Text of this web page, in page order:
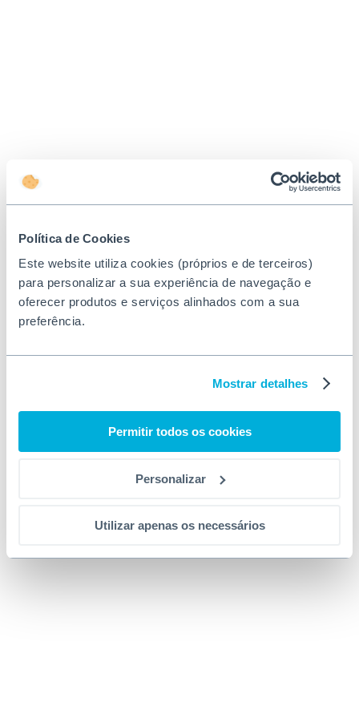
Política de Cookies
Este website utiliza cookies (próprios e de terceiros)
para personalizar a sua experiência de navegação e
oferecer produtos e serviços alinhados com a sua
preferência.
Mostrar detalhes
Permitir todos os cookies
Personalizar
Utilizar apenas os necessários